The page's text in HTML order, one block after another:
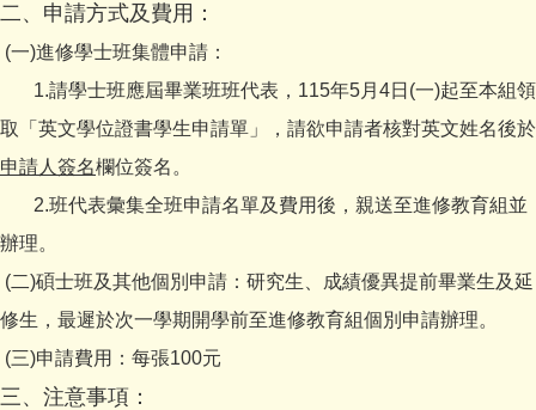
二、申請方式及費用：
(一)進修學士班集體申請：
1.請學士班應屆畢業班班代表，115年5月4日(一)起至本組領
取「英文學位證書學生申請單」，請欲申請者核對英文姓名後於
申請人簽名欄位簽名。
2.班代表彙集全班申請名單及費用後，親送至進修教育組並
辦理。
(二)碩士班及其他個別申請：研究生、成績優異提前畢業生及延
修生，最遲於次一學期開學前至進修教育組個別申請辦理。
(三)申請費用：每張100元
三、注意事項：